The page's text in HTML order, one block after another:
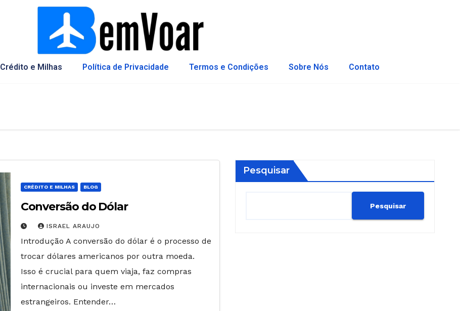
Crédito e Milhas Política de Privacidade Termos e Condições Sobre Nós Contato
CRÉDITO E MILHAS BLOG
Conversão do Dólar
ISRAEL ARAUJO
Introdução A conversão do dólar é o processo de
trocar dólares americanos por outra moeda.
Isso é crucial para quem viaja, faz compras
internacionais ou investe em mercados
estrangeiros. Entender…
Pesquisar
Pesquisar